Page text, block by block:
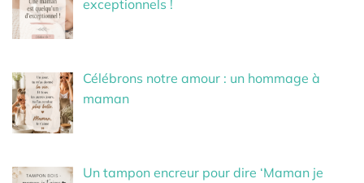
exceptionnels !
Célébrons notre amour : un hommage à
maman
Un tampon encreur pour dire ‘Maman je